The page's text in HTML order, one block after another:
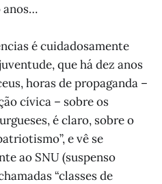
anos…
é cuidadosamente
que há dez anos
horas de propaganda –
cívica – sobre os
é claro, sobre o
e vê se
ao SNU (suspenso
“classes de